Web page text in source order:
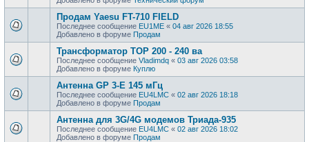
Продам Yaesu FT-710 FIELD
Последнее сообщение EU1ME « 04 авг 2026 18:55
Добавлено в форуме Продам
Трансформатор ТОР 200 - 240 ва
Последнее сообщение Vladimdq « 03 авг 2026 03:58
Добавлено в форуме Куплю
Антенна GP 3-E 145 мГц
Последнее сообщение EU4LMC « 02 авг 2026 18:18
Добавлено в форуме Продам
Антенна для 3G/4G модемов Триада-935
Последнее сообщение EU4LMC « 02 авг 2026 18:02
Добавлено в форуме Продам